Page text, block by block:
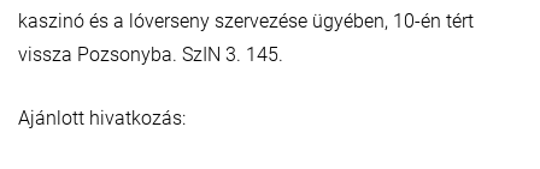
kaszinó és a lóverseny szervezése ügyében, 10-én tért
vissza Pozsonyba. SzIN 3. 145.
Ajánlott hivatkozás: